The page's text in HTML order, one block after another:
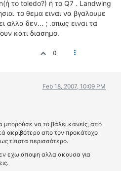
το toledo?) ή το Q7 . Landwing
το θεμα ειναι να βγαλουμε
αλλα δεν... ; .οπως ειναι τα
κατι διασημο.
0
Feb 18, 2007, 10:09 PM
να το βάλει κανείς, από
ακριβότερο απο τον προκάτοχο
τίποτα περισσότερο.
εχω αποψη αλλα ακουσα για